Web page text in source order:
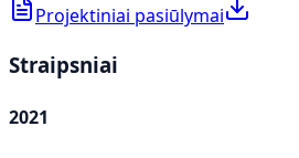
Projektiniai pasiūlymai
Straipsniai
2021